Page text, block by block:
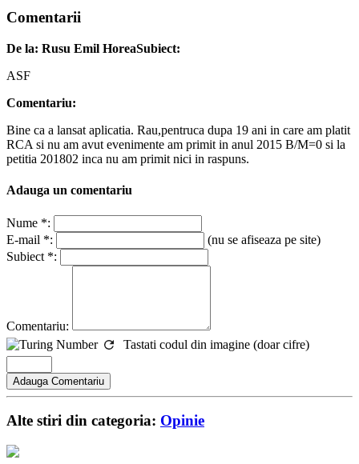
Comentarii
De la: Rusu Emil HoreaSubiect:
ASF
Comentariu:
Bine ca a lansat aplicatia. Rau,pentruca dupa 19 ani in care am platit
RCA si nu am avut evenimente am primit in anul 2015 B/M=0 si la
petitia 201802 inca nu am primit nici in raspuns.
Adauga un comentariu
Nume *:
E-mail *:
(nu se afiseaza pe site)
Subiect *:
Comentariu:
Tastati codul din imagine (doar cifre)
Alte stiri din categoria: Opinie